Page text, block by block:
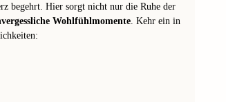
begehrt. Hier sorgt nicht nur die Ruhe der
Wohlfühlmomente . Kehr ein in